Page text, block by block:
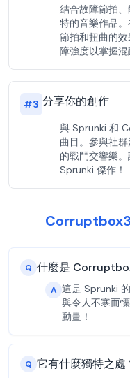
結合故障節拍
特的音樂作品
節拍和扭曲的
障強度以掌握混
#3 分享你的創作
與 Sprunki 和
曲目。參與社
的戰鬥交響樂
Sprunki 傑作！
Q 什麼是
A 這是 Sprunki
與令人不寒而
動畫！
Q 它有什麼獨特之處